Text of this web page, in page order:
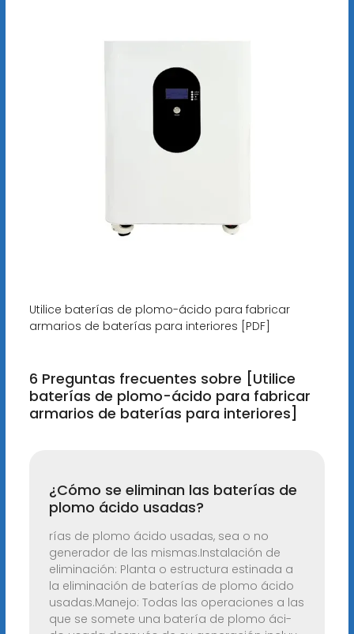
Utilice baterías de plomo-ácido para fabricar
armarios de baterías para interiores [PDF]
6 Preguntas frecuentes sobre [Utilice
baterías de plomo-ácido para fabricar
armarios de baterías para interiores]
¿Cómo se eliminan las baterías de
plomo ácido usadas?
rías de plomo ácido usadas, sea o no
generador de las mismas.Instalación de
eliminación: Planta o estructura estinada a
la eliminación de baterías de plomo ácido
usadas.Manejo: Todas las operaciones a las
que se somete una batería de plomo áci-